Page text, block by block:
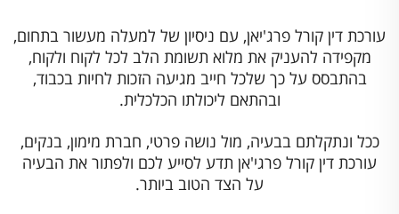
עורכת דין קורל פרג'יאן, עם ניסיון של למעלה מעשור בתחום,
מקפידה להעניק את מלוא תשומת הלב לכל לקוח ולקוח,
בהתבסס על כך שלכל חייב מגיעה הזכות לחיות בכבוד,
ובהתאם ליכולתו הכלכלית.
ככל ונתקלתם בבעיה, מול נושה פרטי, חברת מימון, בנקים,
עורכת דין קורל פרגי'אן תדע לסייע לכם ולפתור את הבעיה
על הצד הטוב ביותר.